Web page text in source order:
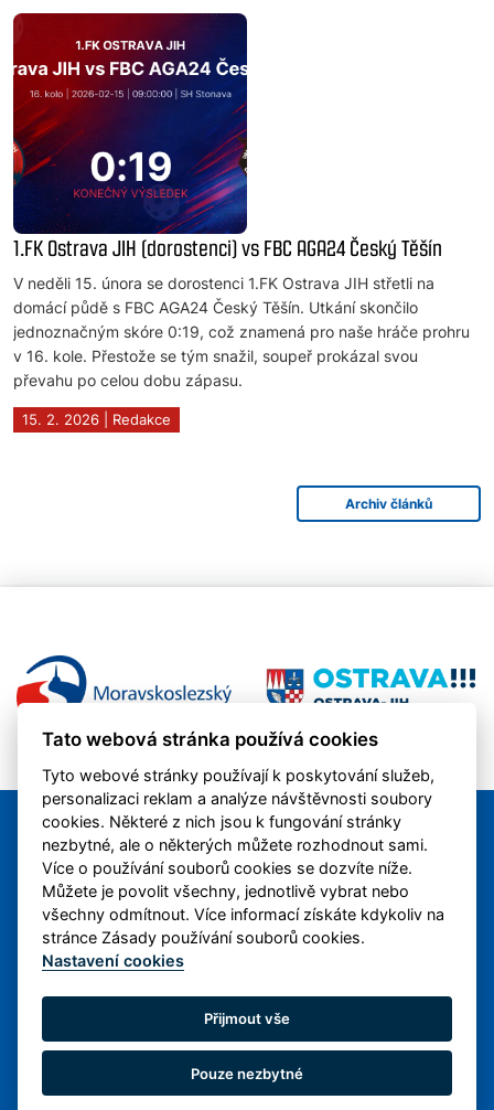
1.FK Ostrava JIH (dorostenci) vs FBC AGA24 Český Těšín
V neděli 15. února se dorostenci 1.FK Ostrava JIH střetli na
domácí půdě s FBC AGA24 Český Těšín. Utkání skončilo
jednoznačným skóre 0:19, což znamená pro naše hráče prohru
v 16. kole. Přestože se tým snažil, soupeř prokázal svou
převahu po celou dobu zápasu.
15. 2. 2026 | Redakce
Archiv článků
Nastavení cookies
Copyright ©2026 1.FK Ostrava Jih
Tato webová stránka používá cookies
Tyto webové stránky používají k poskytování služeb,
personalizaci reklam a analýze návštěvnosti soubory
cookies. Některé z nich jsou k fungování stránky
nezbytné, ale o některých můžete rozhodnout sami.
Více o používání souborů cookies se dozvíte níže.
Můžete je povolit všechny, jednotlivě vybrat nebo
všechny odmítnout. Více informací získáte kdykoliv na
stránce Zásady používání souborů cookies.
Nastavení cookies
Přijmout vše
Pouze nezbytné